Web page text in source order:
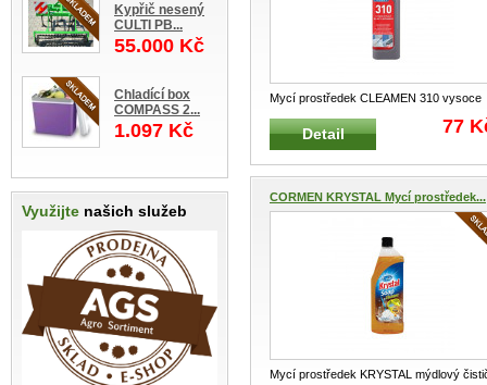
Kypřič nesený
CULTI PB...
55.000 Kč
Chladící box
COMPASS 2...
1.097 Kč
Využijte našich služeb
Mycí prostředek CLEAMEN 310 vysoce
kyselý na WC a keramiku 750 ml Gel ...
Detail 77
CORMEN KRYSTAL Mycí prostředek...
Mycí prostředek KRYSTAL mýdlový